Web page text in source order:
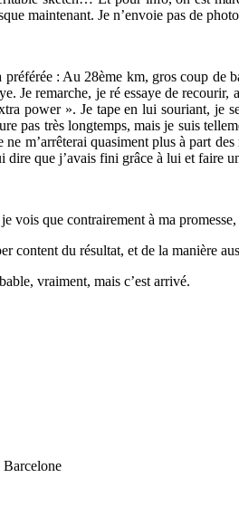
maintenant. Je n’envoie pas de
préférée : Au 28ème km, gros coup de
Je remarche, je ré essaye de
power ». Je tape en lui souriant, je
pas très longtemps, mais je suis
ne m’arrêterai quasiment plus à part
dire que j’avais fini grâce à lui et faire
vois que contrairement à ma
content du résultat, et de la manière
vraiment, mais c’est arrivé.